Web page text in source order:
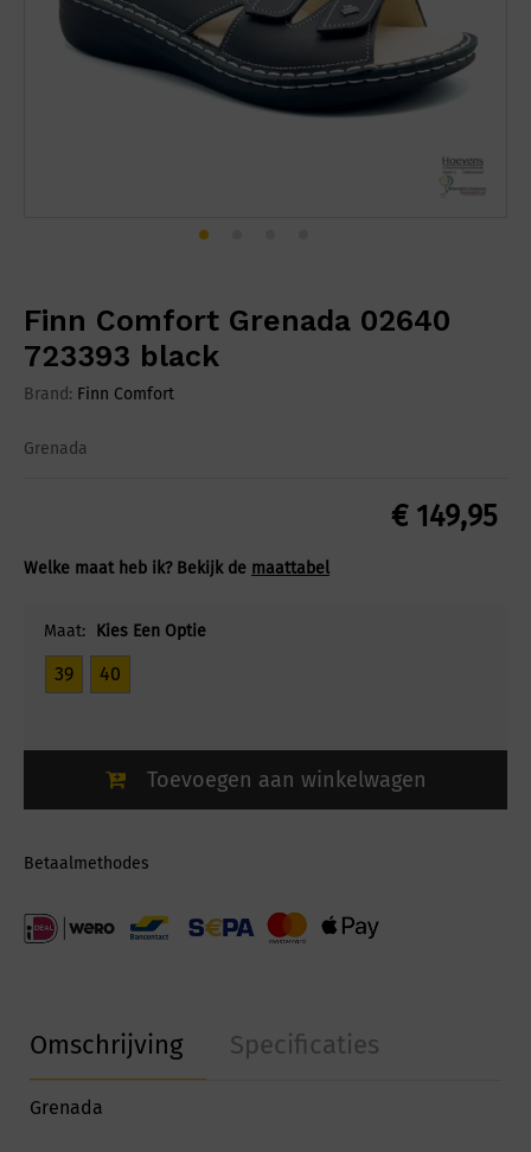
Finn Comfort Grenada 02640
723393 black
Brand: Finn Comfort
Grenada
€149,95
Welke maat heb ik? Bekijk de maattabel
Maat: Kies Een Optie
39 40
Toevoegen aan winkelwagen
Betaalmethodes
Omschrijving Specificaties
Grenada